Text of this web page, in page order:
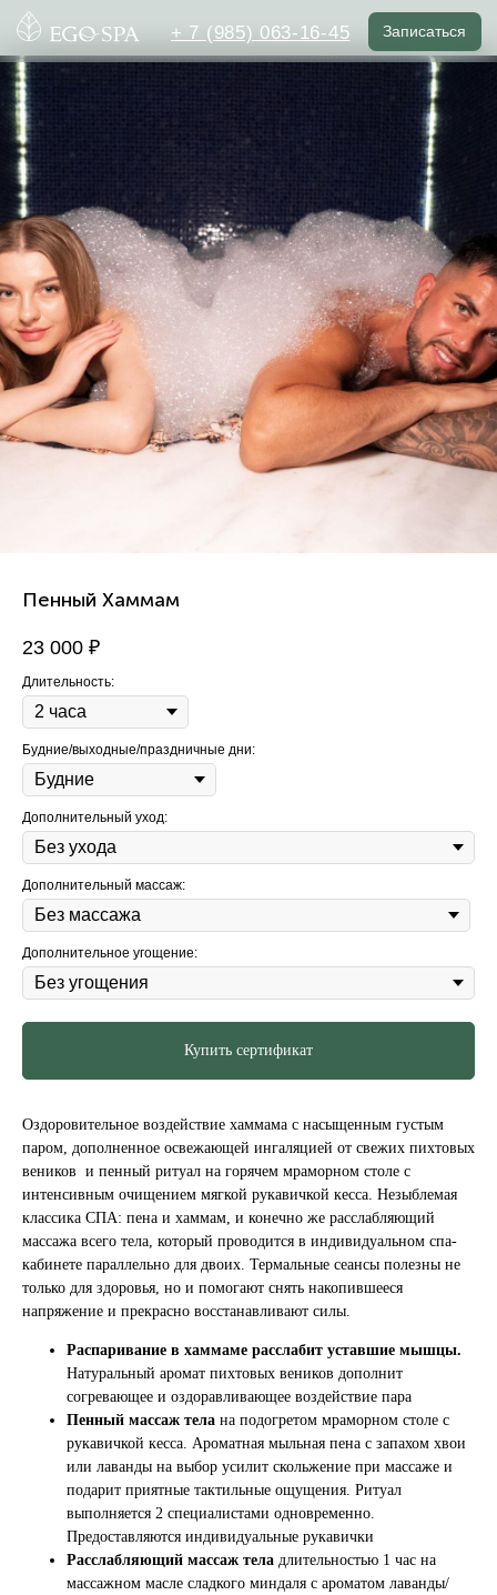
+ 7 (985) 063-16-45
Пенный Хаммам
23 000 ₽
Длительность:
Будние/выходные/праздничные дни:
Дополнительный уход:
Дополнительный массаж:
Дополнительное угощение:
Купить сертификат
Оздоровительное воздействие хаммама с насыщенным густым
паром, дополненное освежающей ингаляцией от свежих пихтовых
веников и пенный ритуал на горячем мраморном столе с
интенсивным очищением мягкой рукавичкой кесса. Незыблемая
классика СПА: пена и хаммам, и конечно же расслабляющий
массажа всего тела, который проводится в индивидуальном спа-
кабинете параллельно для двоих. Термальные сеансы полезны не
только для здоровья, но и помогают снять накопившееся
напряжение и прекрасно восстанавливают силы.
Распаривание в хаммаме расслабит уставшие мышцы.
Натуральный аромат пихтовых веников дополнит
согревающее и оздоравливающее воздействие пара
Пенный массаж тела на подогретом мраморном столе с
рукавичкой кесса. Ароматная мыльная пена с запахом хвои
или лаванды на выбор усилит скольжение при массаже и
подарит приятные тактильные ощущения. Ритуал
выполняется 2 специалистами одновременно.
Предоставляются индивидуальные рукавички
Расслабляющий массаж тела длительностью 1 час на
массажном масле сладкого миндаля с ароматом лаванды/
СПА-ПРОГРАММЫ
+7 (495) 120-23-81
Задать вопрос Обратный звонок
МАССАЖИ